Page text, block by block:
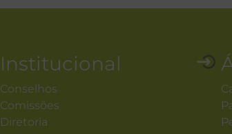
Institucional
Conselhos
Comissões
Diretoria